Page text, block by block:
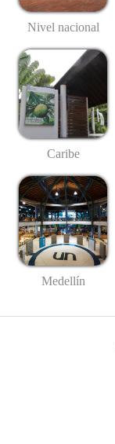
Nivel nacional
Caribe
Medellín